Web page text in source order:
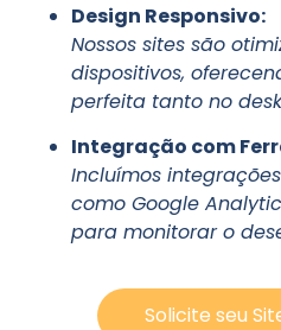
Design Responsivo:
Nossos sites são
dispositivos,
perfeita tanto no
Integração com
Incluímos
como Google
para monitorar o
Solicite seu